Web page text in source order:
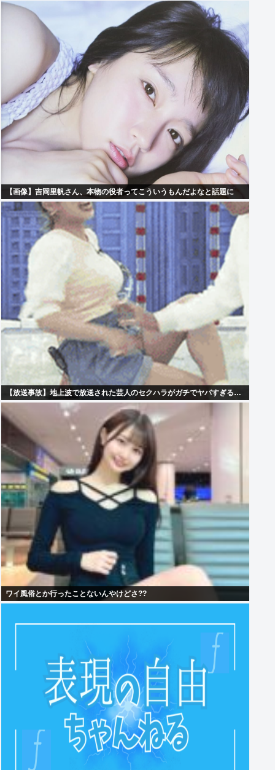
【画像】吉岡里帆さん、本物の役者ってこういうもんだよなと話題に
【放送事故】地上波で放送された芸人のセクハラがガチでヤバすぎる…
ワイ風俗とか行ったことないんやけどさ??